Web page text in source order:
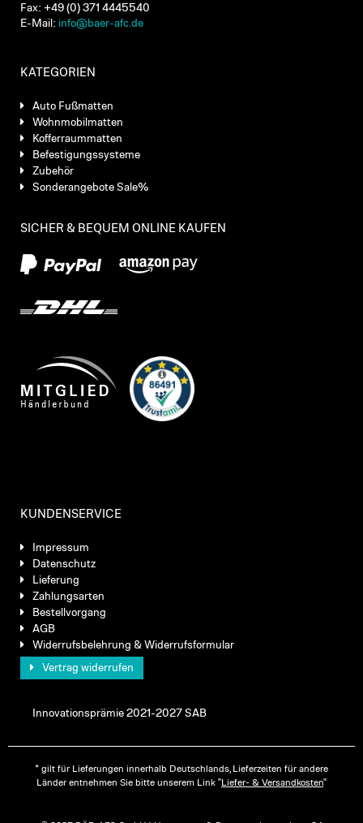
Fax: +49 (0) 371 4445540
E-Mail: info@baer-afc.de
KATEGORIEN
Auto Fußmatten
Wohnmobilmatten
Kofferraummatten
Befestigungssysteme
Zubehör
Sonderangebote Sale%
SICHER & BEQUEM ONLINE KAUFEN
KUNDENSERVICE
Impressum
Datenschutz
Lieferung
Zahlungsarten
Bestellvorgang
AGB
Widerrufsbelehrung & Widerrufsformular
Vertrag widerrufen
Innovationsprämie 2021-2027 SAB
* gilt für Lieferungen innerhalb Deutschlands, Lieferzeiten für andere
Länder entnehmen Sie bitte unserem Link "Liefer- & Versandkosten"